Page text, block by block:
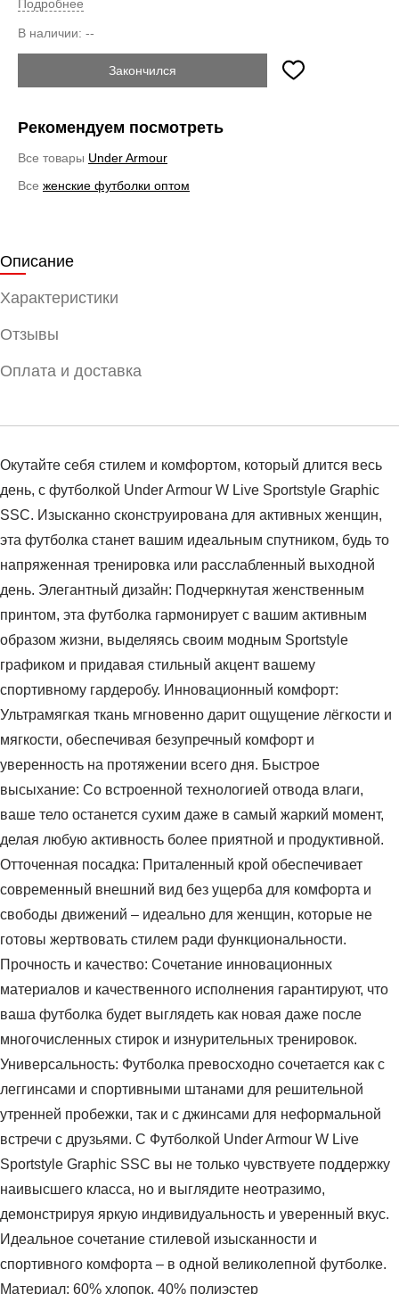
Подробнее
В наличии: --
Закончился
Рекомендуем посмотреть
Все товары Under Armour
Все женские футболки оптом
Описание
Характеристики
Отзывы
Оплата и доставка
Окутайте себя стилем и комфортом, который длится весь
день, с футболкой Under Armour W Live Sportstyle Graphic
SSC. Изысканно сконструирована для активных женщин,
эта футболка станет вашим идеальным спутником, будь то
напряженная тренировка или расслабленный выходной
день. Элегантный дизайн: Подчеркнутая женственным
принтом, эта футболка гармонирует с вашим активным
образом жизни, выделяясь своим модным Sportstyle
графиком и придавая стильный акцент вашему
спортивному гардеробу. Инновационный комфорт:
Ультрамягкая ткань мгновенно дарит ощущение лёгкости и
мягкости, обеспечивая безупречный комфорт и
уверенность на протяжении всего дня. Быстрое
высыхание: Со встроенной технологией отвода влаги,
ваше тело останется сухим даже в самый жаркий момент,
делая любую активность более приятной и продуктивной.
Отточенная посадка: Приталенный крой обеспечивает
современный внешний вид без ущерба для комфорта и
свободы движений – идеально для женщин, которые не
готовы жертвовать стилем ради функциональности.
Прочность и качество: Сочетание инновационных
материалов и качественного исполнения гарантируют, что
ваша футболка будет выглядеть как новая даже после
многочисленных стирок и изнурительных тренировок.
Универсальность: Футболка превосходно сочетается как с
леггинсами и спортивными штанами для решительной
утренней пробежки, так и с джинсами для неформальной
встречи с друзьями. С Футболкой Under Armour W Live
Sportstyle Graphic SSC вы не только чувствуете поддержку
наивысшего класса, но и выглядите неотразимо,
демонстрируя яркую индивидуальность и уверенный вкус.
Идеальное сочетание стилевой изысканности и
спортивного комфорта – в одной великолепной футболке.
Материал: 60% хлопок, 40% полиэстер